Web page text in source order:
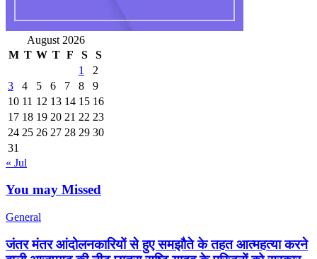
August 2026
M T W T F S
S
1
2
3
4 5 6 7 8
9
10 11 12 13 14 15 16
17 18 19 20 21 22 23
24 25 26 27 28 29 30
31
« Jul
You may Missed
General
जंतर मंतर आंदोलनकारियों से हुए समझौते के तहत आत्महत्या करने